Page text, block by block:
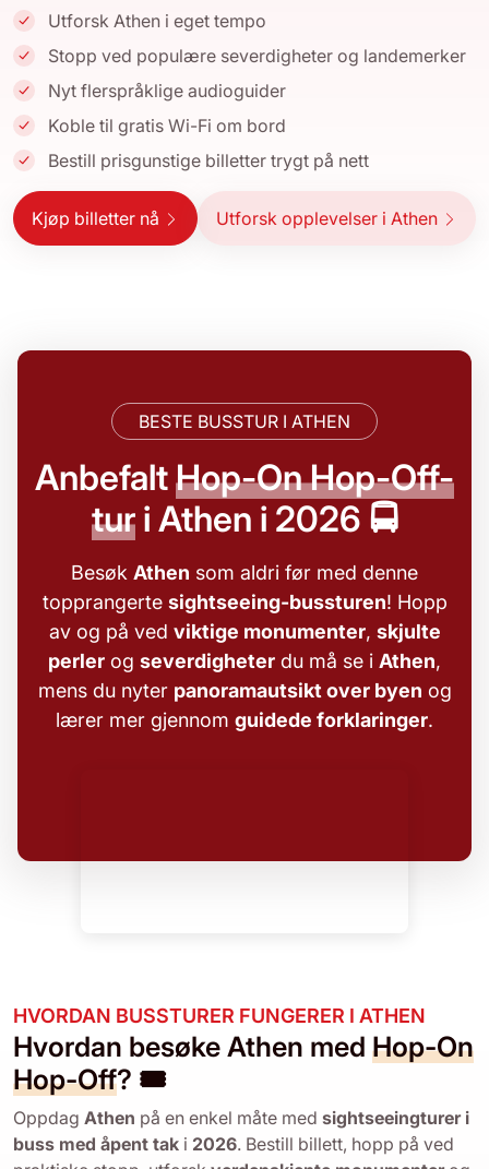
Utforsk Athen i eget tempo
Stopp ved populære severdigheter og landemerker
Nyt flerspråklige audioguider
Koble til gratis Wi-Fi om bord
Bestill prisgunstige billetter trygt på nett
Kjøp billetter nå Utforsk opplevelser i Athen
BESTE BUSSTUR I ATHEN
AnbefaltHop-On Hop-Off-
turi Athen i 2026 🚍
Besøk Athen som aldri før med denne
topprangerte sightseeing-bussturen! Hopp
av og på ved viktige monumenter, skjulte
perler og severdigheter du må se i Athen,
mens du nyter panoramautsikt over byen og
lærer mer gjennom guidede forklaringer.
HVORDAN BUSSTURER FUNGERER I ATHEN
Hvordan besøke Athen med Hop-On
Hop-Off? 🎟️
Oppdag Athen på en enkel måte med sightseeingturer i
buss med åpent tak i 2026. Bestill billett, hopp på ved